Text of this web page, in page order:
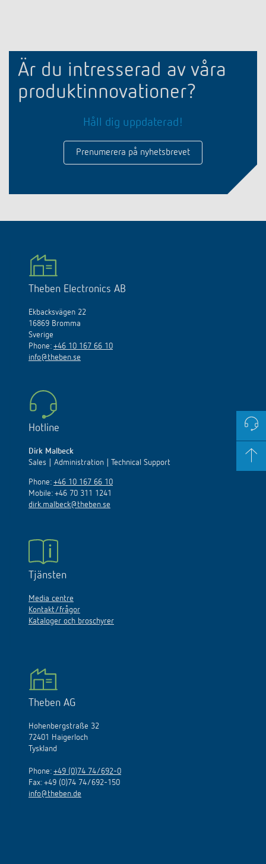
Är du intresserad av våra
produktinnovationer?
Håll dig uppdaterad!
Prenumerera på nyhetsbrevet
Theben Electronics AB
Ekbacksvägen 22
16869 Bromma
Sverige
Phone: +46 10 167 66 10
info@theben.se
Hotline
Dirk Malbeck
Sales | Administration | Technical Support
Phone: +46 10 167 66 10
Mobile: +46 70 311 1241
dirk.malbeck@theben.se
Tjänsten
Media centre
Kontakt/frågor
Kataloger och broschyrer
Theben AG
Hohenbergstraße 32
72401 Haigerloch
Tyskland
Phone: +49 (0)74 74/692-0
Fax: +49 (0)74 74/692-150
info@theben.de